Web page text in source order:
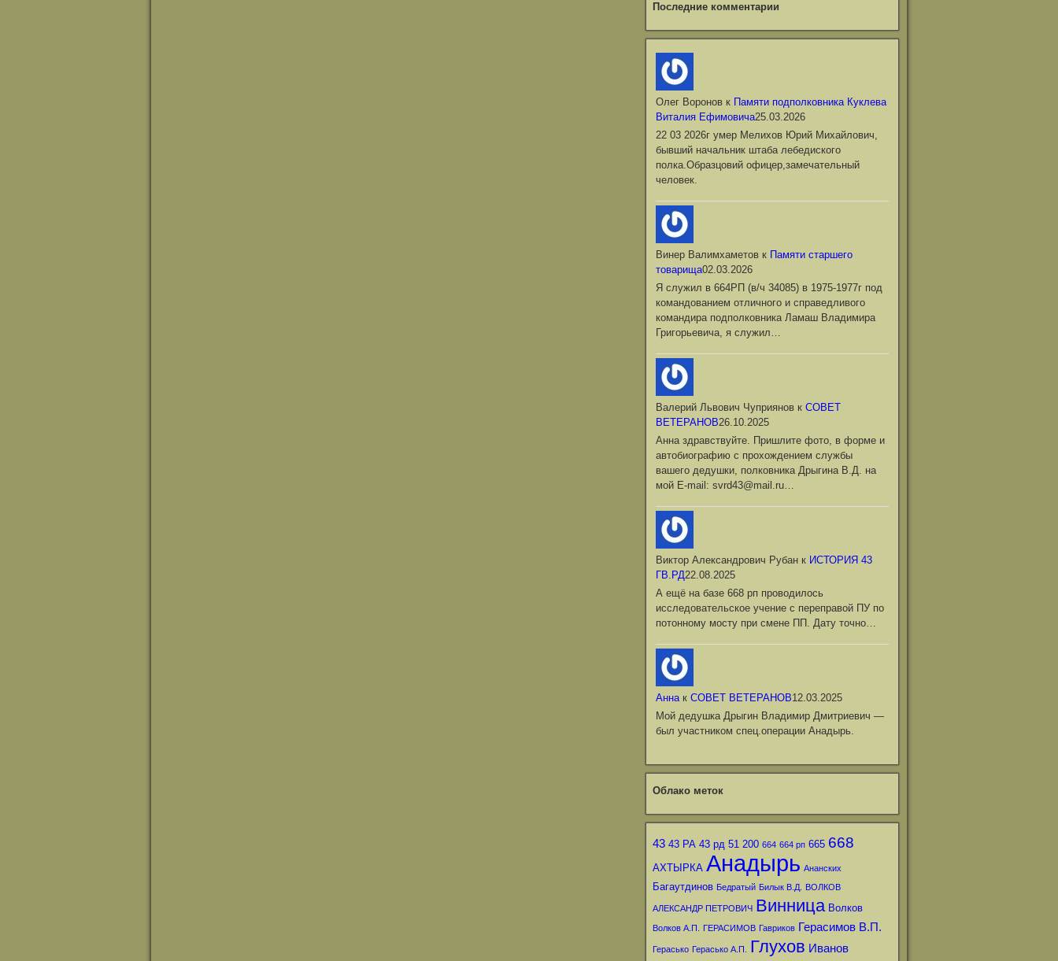
Последние комментарии
Олег Вороновк Памяти подполковника Куклева
Виталия Ефимовича25.03.2026
22 03 2026г умер Мелихов Юрий Михайлович,
бывший начальник штаба лебедиского
полка.Образцовий офицер,замечательный
человек.
Винер Валимхаметовк Памяти старшего
товарища02.03.2026
Я служил в 664РП (в/ч 34085) в 1975-1977г под
командованием отличного и справедливого
командира подполковника Ламаш Владимира
Григорьевича, я служил…
Валерий Львович Чуприяновк СОВЕТ
ВЕТЕРАНОВ26.10.2025
Анна здравствуйте. Пришлите фото, в форме и
автобиографию с прохождением службы
вашего дедушки, полковника Дрыгина В.Д. на
мой Е-mail: svrd43@mail.ru…
Виктор Александрович Рубанк ИСТОРИЯ 43
ГВ.РД22.08.2025
А ещё на базе 668 рп проводилось
исследовательское учение с переправой ПУ по
потонному мосту при смене ПП. Дату точно…
Аннак СОВЕТ ВЕТЕРАНОВ12.03.2025
Мой дедушка Дрыгин Владимир Дмитриевич —
был участником спец.операции Анадырь.
Облако меток
43 43 РА 43 рд 51 200 664 664 рп 665 668
АХТЫРКА Анадырь Ананских
Багаутдинов Бедратый Билык В.Д. ВОЛКОВ
АЛЕКСАНДР ПЕТРОВИЧ Винница Волков
Волков А.П. ГЕРАСИМОВ Гавриков Герасимов В.П.
Герасько Герасько А.П. Глухов Иванов